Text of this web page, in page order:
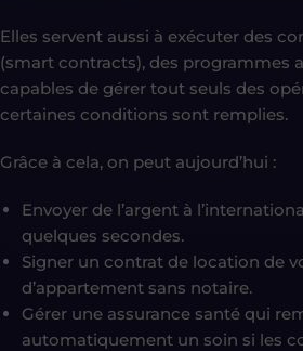
Elles servent aussi à exécuter des
(smart contracts), des programmes
capables de gérer tout seuls des
certaines conditions sont remplies.
Grâce à cela, on peut aujourd’hui :
Envoyer de l’argent à
quelques secondes.
Signer un contrat de location de
d’appartement sans notaire.
Gérer une assurance santé qui
automatiquement un soin si les